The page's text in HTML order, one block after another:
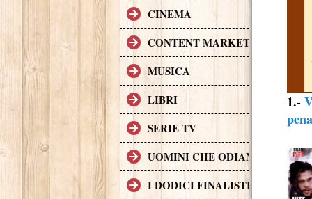
CINEMA
CONTENT MARKETING.
MUSICA
LIBRI
SERIE TV
UOMINI CHE ODIANO LE
I DODICI FINALISTI IN DELLA
1.-